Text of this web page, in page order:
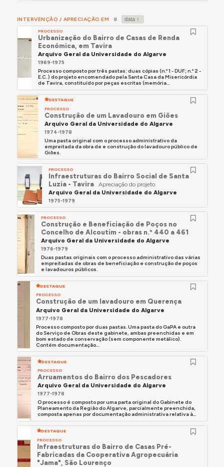
INTERVENÇÃO / APRECIAÇÃO EM 8
PROCESSO
Urbanização do Bairro de Casas de Renda
Económica, em Tavira
Arquivo Geral da Universidade do Algarve
1969-1975
Processo composto por três pastas: duas cópias (n.º 1 - DUF; n.º 2 -
E.C. ) do projeto encomendado pela Santa Casa da Misericórdia
de Tavira, constituído por peças escritas (memória...
DESTAQUE
PROCESSO
Construção de um Lavadouro em Giões
Arquivo Geral da Universidade do Algarve
1974-1978
Uma pasta original com o processo administrativo da
empreitada da obra de e construção do lavadouro público de
Giões.
PROCESSO
Infraestruturas do Bairro Social de Santa
Luzia - Tavira
Apreciação do projeto
Arquivo Geral da Universidade do Algarve
1975-1979
PROCESSO
Construção e Beneficiação de Poços no
Concelho de Alcoutim - obras n.º 440 a 461
Arquivo Geral da Universidade do Algarve
1976-1979
Duas pastas originais com o processo administrativo das várias
empreitadas de obras de beneficiação e construção de poços
e lavadouros públicos.
DESTAQUE
PROCESSO
Construção de um lavadouro em Querença
Arquivo Geral da Universidade do Algarve
1977-1978
Processo composto por duas pastas. Uma pasta do GaPA e outra
do Serviço de Obras deste gabinete, ambas preenchidas e em
bom estado de conservação (sem componente metálico).
Contém documentação...
DESTAQUE
PROCESSO
Arruamentos do Bairro dos Pescadores
Arquivo Geral da Universidade do Algarve
1977-1978
O processo é composto por uma parta original do Gabinete do
Planeamento da Região do Algarve, parcialmente preenchida,
composta apenas por documentação administrativa relativa à...
DESTAQUE
PROCESSO
Infraestruturas do Bairro de Casas Pré-
Fabricadas da Cooperativa Agropecuária
"Jama", São Lourenço